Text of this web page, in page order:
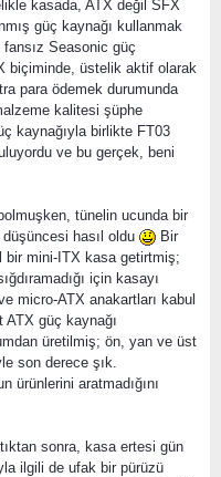
kasada, ATX değil SFX
güç kaynağı kullanmak
Seasonic güç
biçiminde, üstelik aktif olarak
para ödemek durumunda
kalitesi şüphe
kaynağıyla birlikte FT03
ve bu gerçek, beni
tünelin ucunda bir
düşüncesi hasıl oldu
Bir
bir mini-ITX kasa getirtmiş;
için kasayı
micro-ATX anakartları kabul
güç kaynağı
üretilmiş; ön, yan ve üst
son derece şık.
ürünlerini aratmadığını
sonra, kasa ertesi gün
ilgili de ufak bir pürüzü